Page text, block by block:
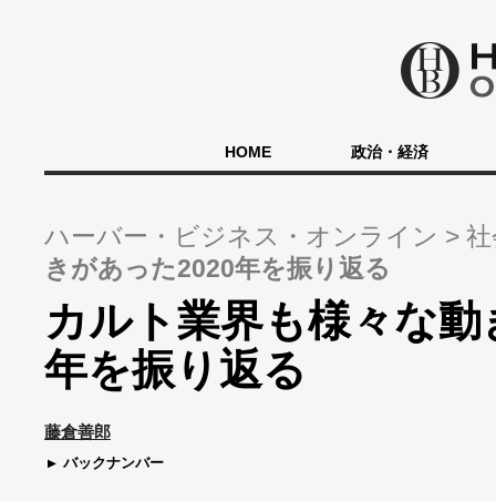
HOME 政治・経済
ハーバー・ビジネス・オンライン
きがあった2020年を振り返る
カルト業界も様々な
年を振り返る
藤倉善郎
バックナンバー